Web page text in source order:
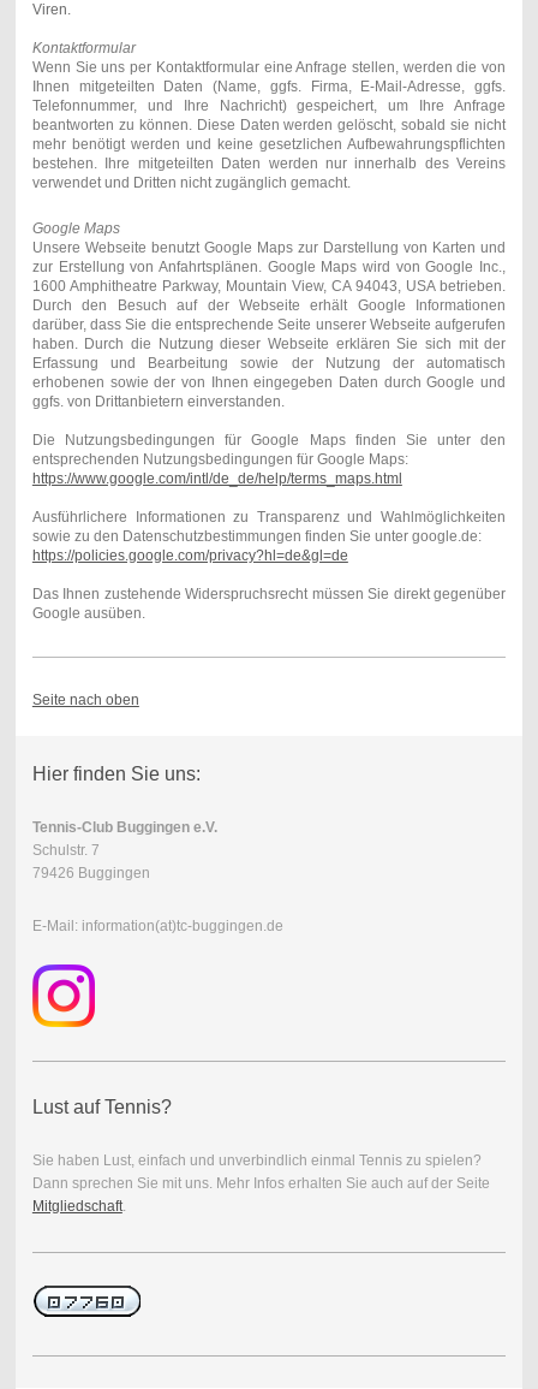
Viren.
Kontaktformular
Wenn Sie uns per Kontaktformular eine Anfrage stellen, werden die von
Ihnen mitgeteilten Daten (Name, ggfs. Firma, E-Mail-Adresse, ggfs.
Telefonnummer, und Ihre Nachricht) gespeichert, um Ihre Anfrage
beantworten zu können. Diese Daten werden gelöscht, sobald sie nicht
mehr benötigt werden und keine gesetzlichen Aufbewahrungspflichten
bestehen. Ihre mitgeteilten Daten werden nur innerhalb des Vereins
verwendet und Dritten nicht zugänglich gemacht.
Google Maps
Unsere Webseite benutzt Google Maps zur Darstellung von Karten und
zur Erstellung von Anfahrtsplänen. Google Maps wird von Google Inc.,
1600 Amphitheatre Parkway, Mountain View, CA 94043, USA betrieben.
Durch den Besuch auf der Webseite erhält Google Informationen
darüber, dass Sie die entsprechende Seite unserer Webseite aufgerufen
haben. Durch die Nutzung dieser Webseite erklären Sie sich mit der
Erfassung und Bearbeitung sowie der Nutzung der automatisch
erhobenen sowie der von Ihnen eingegeben Daten durch Google und
ggfs. von Drittanbietern einverstanden.
Die Nutzungsbedingungen für Google Maps finden Sie unter den
entsprechenden Nutzungsbedingungen für Google Maps:
https://www.google.com/intl/de_de/help/terms_maps.html
Ausführlichere Informationen zu Transparenz und Wahlmöglichkeiten
sowie zu den Datenschutzbestimmungen finden Sie unter google.de:
https://policies.google.com/privacy?hl=de&gl=de
Das Ihnen zustehende Widerspruchsrecht müssen Sie direkt gegenüber
Google ausüben.
Seite nach oben
Hier finden Sie uns:
Tennis-Club Buggingen e.V.
Schulstr. 7
79426 Buggingen
E-Mail: information(at)tc-buggingen.de
Lust auf Tennis?
Sie haben Lust, einfach und unverbindlich einmal Tennis zu spielen?
Dann sprechen Sie mit uns. Mehr Infos erhalten Sie auch auf der Seite
Mitgliedschaft.